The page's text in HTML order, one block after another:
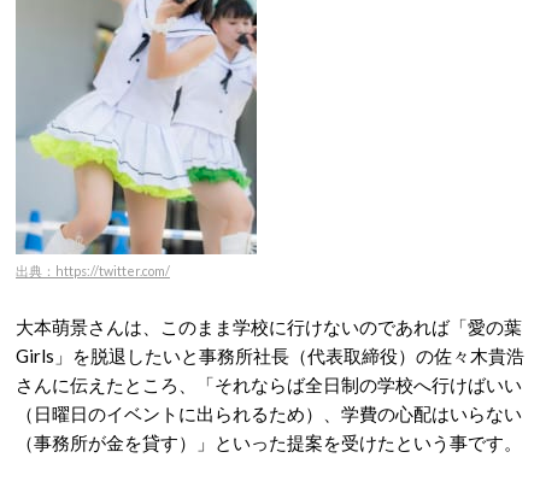
出典：https://twitter.com/
大本萌景さんは、このまま学校に行けないのであれば「愛の葉
Girls」を脱退したいと事務所社長（代表取締役）の佐々木貴浩
さんに伝えたところ、「それならば全日制の学校へ行けばいい
（日曜日のイベントに出られるため）、学費の心配はいらない
（事務所が金を貸す）」といった提案を受けたという事です。